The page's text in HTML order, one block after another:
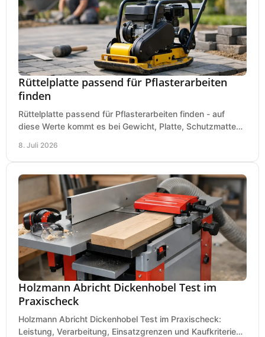
Rüttelplatte passend für Pflasterarbeiten
finden
Rüttelplatte passend für Pflasterarbeiten finden - auf
diese Werte kommt es bei Gewicht, Platte, Schutzmatte
8. Juli 2026
Holzmann Abricht Dickenhobel Test im
Praxischeck
Holzmann Abricht Dickenhobel Test im Praxischeck:
Leistung, Verarbeitung, Einsatzgrenzen und Kaufkriterien